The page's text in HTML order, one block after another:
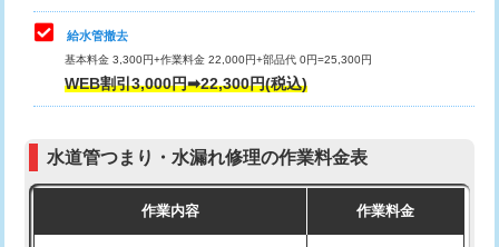
マス交換（深さ50㎝以上）
コンクリート斫り（厚さ10㎝まで）
モルタル補修（厚さ10㎝超え） 38,500円
その他部品の脱着
交換・取付（タンク）
式）)
式・ワンホール）)
給水管撤去
基本料金 3,300円+作業料金 22,000円+部品代 0円=25,300円
WEB割引3,000円➡22,300円(税込)
水道管つまり・水漏れ修理の作業料金表
作業内容 作業料金